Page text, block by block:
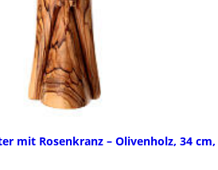
mit Rosenkranz – Olivenholz, 34 cm,